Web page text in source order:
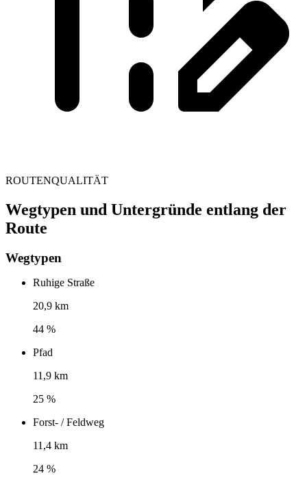
ROUTENQUALITÄT
Wegtypen und Untergründe entlang der
Route
Wegtypen
Ruhige Straße
20,9 km
44 %
Pfad
11,9 km
25 %
Forst- / Feldweg
11,4 km
24 %